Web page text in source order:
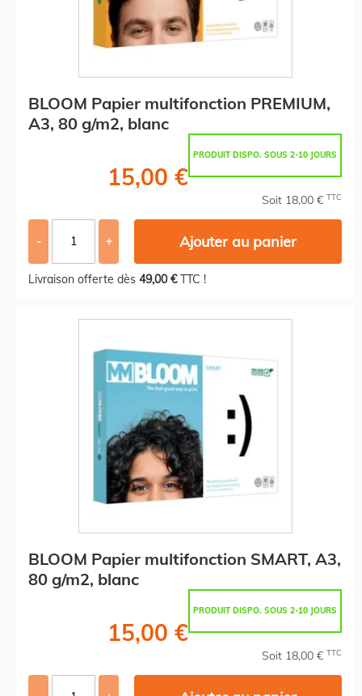
BLOOM Papier multifonction PREMIUM,
A3, 80 g/m2, blanc
PRODUIT DISPO. SOUS 2-10 JOURS
15,00 €
Soit 18,00 € TTC
- + Ajouter au panier
Livraison offerte dès 49,00 €TTC !
BLOOM Papier multifonction SMART, A3,
80 g/m2, blanc
PRODUIT DISPO. SOUS 2-10 JOURS
15,00 €
Soit 18,00 € TTC